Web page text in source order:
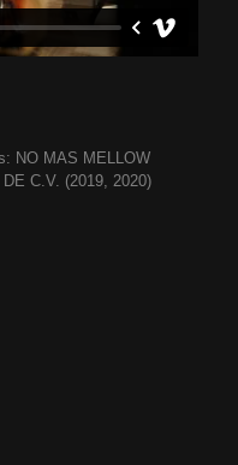
NO MAS MELLOW
C.V. (2019, 2020)